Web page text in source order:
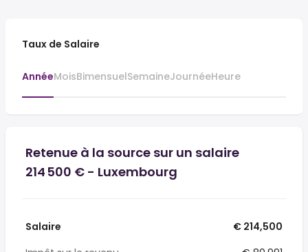
Taux de Salaire
AnnéeMoisBimensuelSemaineJournéeHeure
Retenue à la source sur un salaire
214 500 € - Luxembourg
Salaire
€ 214,500